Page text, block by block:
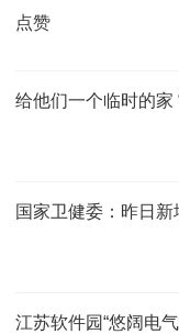
点赞
给他们一个临时的家
国家卫健委：昨日
江苏软件园“悠阔电